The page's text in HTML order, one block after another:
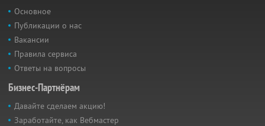
Основное
Публикации о нас
Вакансии
Правила сервиса
Ответы на вопросы
Бизнес-Партнёрам
Давайте сделаем акцию!
Заработайте, как Вебмастер